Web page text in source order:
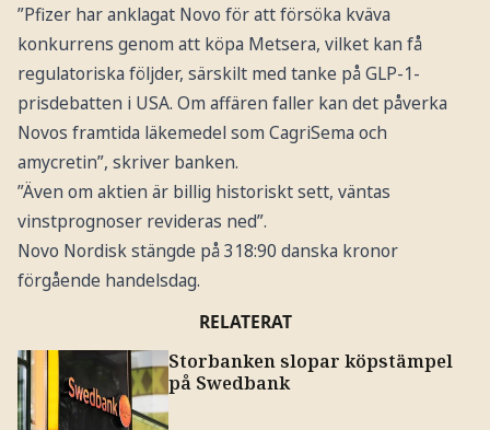
”Pfizer har anklagat Novo för att försöka kväva
konkurrens genom att köpa Metsera, vilket kan få
regulatoriska följder, särskilt med tanke på GLP-1-
prisdebatten i USA. Om affären faller kan det påverka
Novos framtida läkemedel som CagriSema och
amycretin”, skriver banken.
”Även om aktien är billig historiskt sett, väntas
vinstprognoser revideras ned”.
Novo Nordisk stängde på 318:90 danska kronor
förgående handelsdag.
RELATERAT
Storbanken slopar köpstämpel
på Swedbank